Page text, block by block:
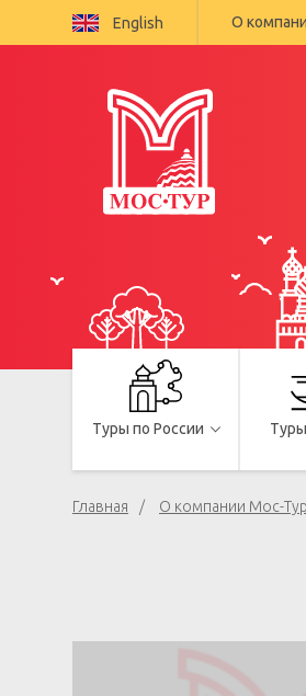
English О
Туры по России
Главная О компании Мос-Тур